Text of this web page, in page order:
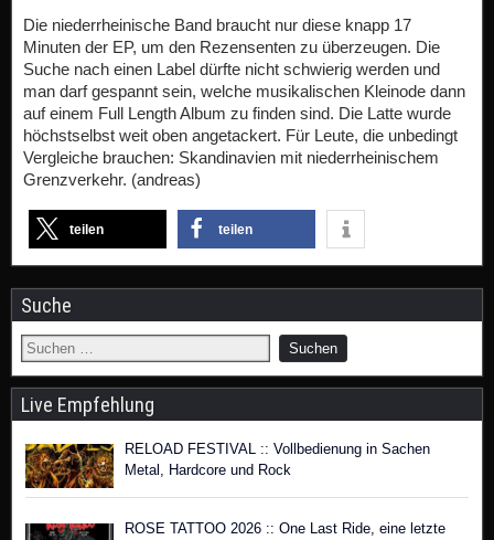
Die niederrheinische Band braucht nur diese knapp 17
Minuten der EP, um den Rezensenten zu überzeugen. Die
Suche nach einen Label dürfte nicht schwierig werden und
man darf gespannt sein, welche musikalischen Kleinode dann
auf einem Full Length Album zu finden sind. Die Latte wurde
höchstselbst weit oben angetackert. Für Leute, die unbedingt
Vergleiche brauchen: Skandinavien mit niederrheinischem
Grenzverkehr. (andreas)
teilen teilen
Suche
Live Empfehlung
RELOAD FESTIVAL :: Vollbedienung in Sachen
Metal, Hardcore und Rock
ROSE TATTOO 2026 :: One Last Ride, eine letzte